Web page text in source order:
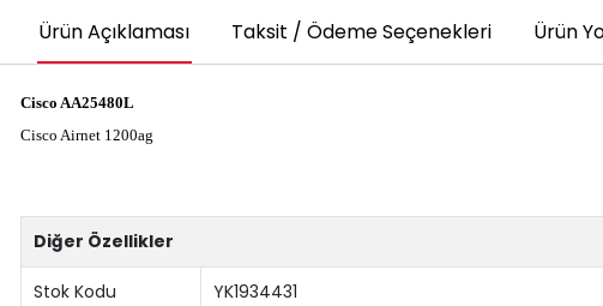
Ürün Açıklaması Taksit / Ödeme Seçenekleri Ürün
Cisco AA25480L
Cisco Airnet 1200ag
Diğer Özellikler
Stok Kodu YK1934431